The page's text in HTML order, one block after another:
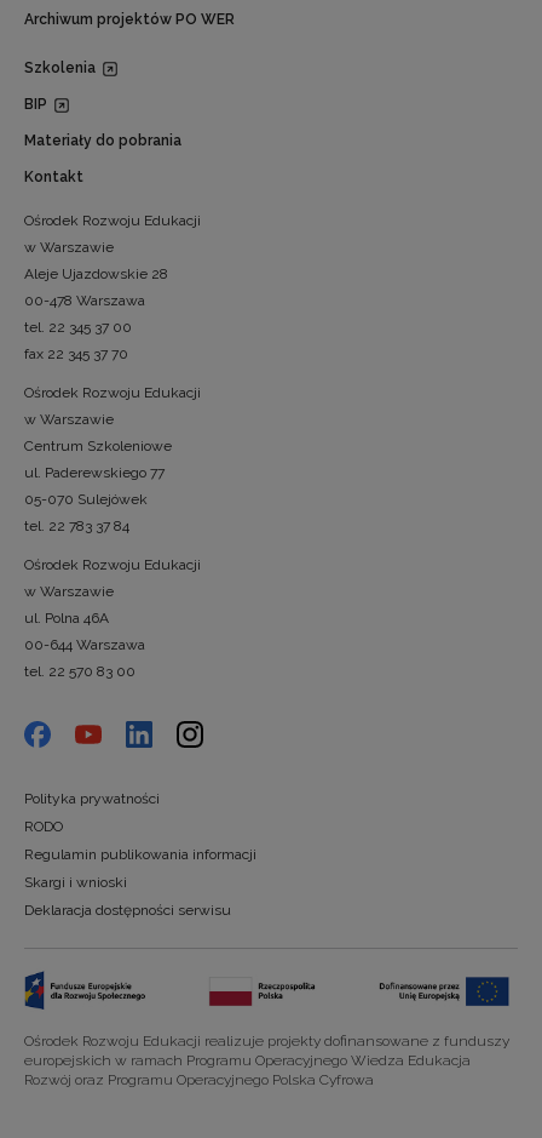
Archiwum projektów PO WER
Szkolenia
BIP
Materiały do pobrania
Kontakt
Ośrodek Rozwoju Edukacji
w Warszawie
Aleje Ujazdowskie 28
00-478 Warszawa
tel. 22 345 37 00
fax 22 345 37 70
Ośrodek Rozwoju Edukacji
w Warszawie
Centrum Szkoleniowe
ul. Paderewskiego 77
05-070 Sulejówek
tel. 22 783 37 84
Ośrodek Rozwoju Edukacji
w Warszawie
ul. Polna 46A
00-644 Warszawa
tel. 22 570 83 00
Polityka prywatności
RODO
Regulamin publikowania informacji
Skargi i wnioski
Deklaracja dostępności serwisu
Ośrodek Rozwoju Edukacji realizuje projekty dofinansowane z funduszy
europejskich w ramach Programu Operacyjnego Wiedza Edukacja
Rozwój oraz Programu Operacyjnego Polska Cyfrowa